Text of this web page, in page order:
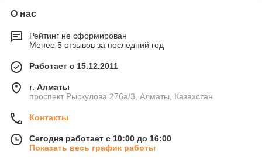
О нас
Рейтинг не сформирован
Менее 5 отзывов за последний год
Работает с 15.12.2011
г. Алматы
проспект Рыскулова 276а/3, Алматы, Казахстан
Контакты
Сегодня работает с 10:00 до 16:00
Показать весь график работы